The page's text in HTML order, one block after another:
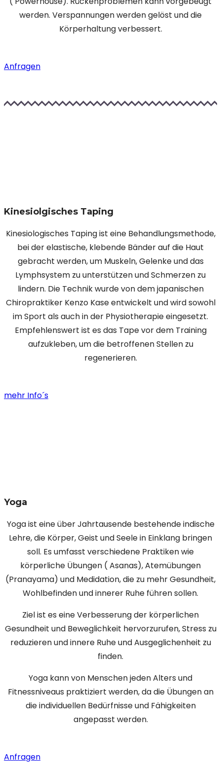
werden. Verspannungen werden gelöst und die
Körperhaltung verbessert.
Anfragen
Kinesiolgisches Taping
Kinesiologisches Taping ist eine Behandlungsmethode,
bei der elastische, klebende Bänder auf die Haut
gebracht werden, um Muskeln, Gelenke und das
Lymphsystem zu unterstützen und Schmerzen zu
lindern. Die Technik wurde von dem japanischen
Chiropraktiker Kenzo Kase entwickelt und wird sowohl
im Sport als auch in der Physiotherapie eingesetzt.
Empfehlenswert ist es das Tape vor dem Training
aufzukleben, um die betroffenen Stellen zu
regenerieren.
mehr Info´s
Yoga
Yoga ist eine über Jahrtausende bestehende indische
Lehre, die Körper, Geist und Seele in Einklang bringen
soll. Es umfasst verschiedene Praktiken wie
körperliche Übungen ( Asanas), Atemübungen
(Pranayama) und Medidation, die zu mehr Gesundheit,
Wohlbefinden und innerer Ruhe führen sollen.
Ziel ist es eine Verbesserung der körperlichen
Gesundheit und Beweglichkeit hervorzurufen, Stress zu
reduzieren und innere Ruhe und Ausgeglichenheit zu
finden.
Yoga kann von Menschen jeden Alters und
Fitnessniveaus praktiziert werden, da die Übungen an
die individuellen Bedürfnisse und Fähigkeiten
angepasst werden.
Anfragen